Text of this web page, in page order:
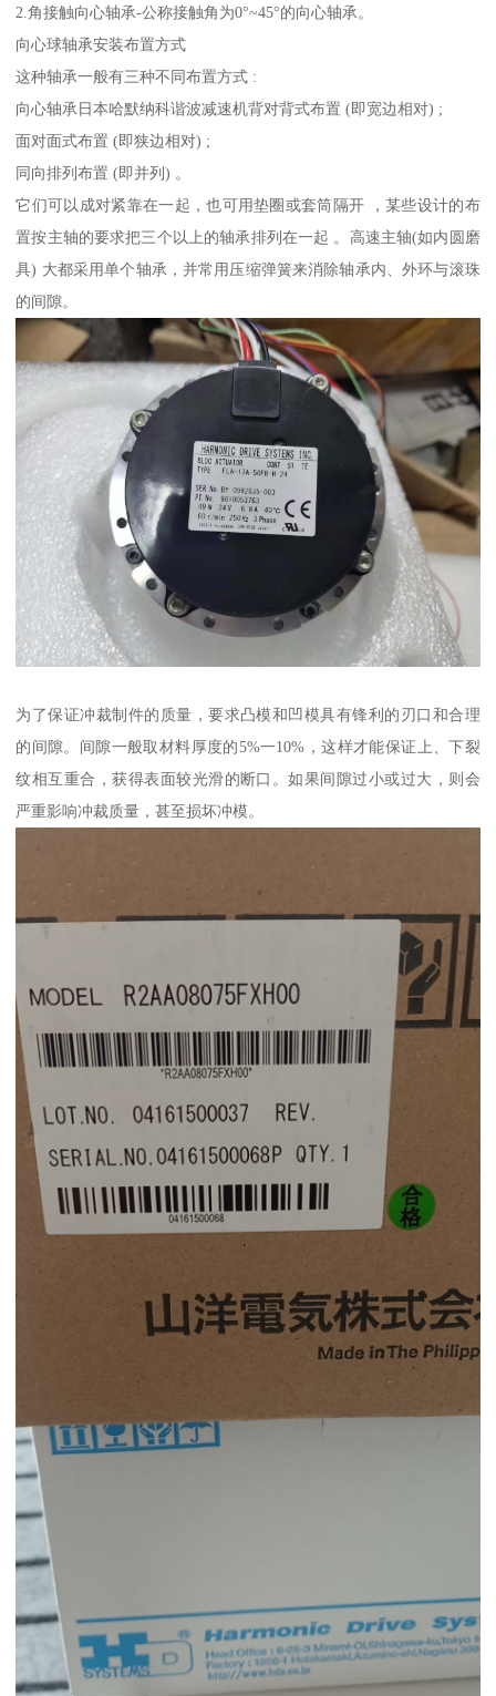
2.角接触向心轴承-公称接触角为0°~45°的向心轴承。
向心球轴承安装布置方式
这种轴承一般有三种不同布置方式 :
向心轴承日本哈默纳科谐波减速机背对背式布置 (即宽边相对) ;
面对面式布置 (即狭边相对) ;
同向排列布置 (即并列) 。
它们可以成对紧靠在一起，也可用垫圈或套筒隔开 ，某些设计的布
置按主轴的要求把三个以上的轴承排列在一起 。高速主轴(如内圆磨
具) 大都采用单个轴承，并常用压缩弹簧来消除轴承内、外环与滚珠
的间隙。
为了保证冲裁制件的质量，要求凸模和凹模具有锋利的刃口和合理
的间隙。间隙一般取材料厚度的5%一10%，这样才能保证上、下裂
纹相互重合，获得表面较光滑的断口。如果间隙过小或过大，则会
严重影响冲裁质量，甚至损坏冲模。